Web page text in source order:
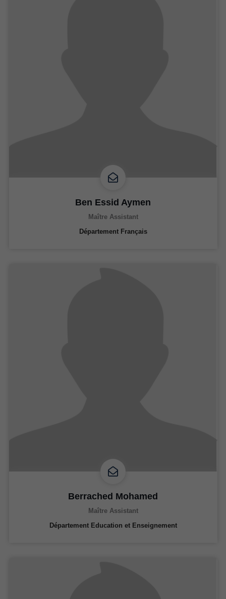
Ben Essid Aymen
Maître Assistant
Département Français
Berrached Mohamed
Maître Assistant
Département Education et Enseignement